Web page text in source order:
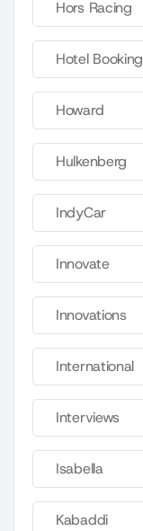
Hors Racing
Hotel Booking
Howard
Hulkenberg
IndyCar
Innovate
Innovations
International
Interviews
Isabella
Kabaddi